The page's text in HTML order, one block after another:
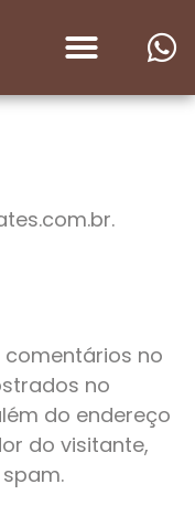
comentários no
no
do endereço
do visitante,